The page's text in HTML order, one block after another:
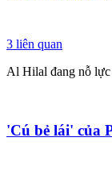
3 liên quan
Al Hilal đang nỗ lực
'Cú bẻ lái' của